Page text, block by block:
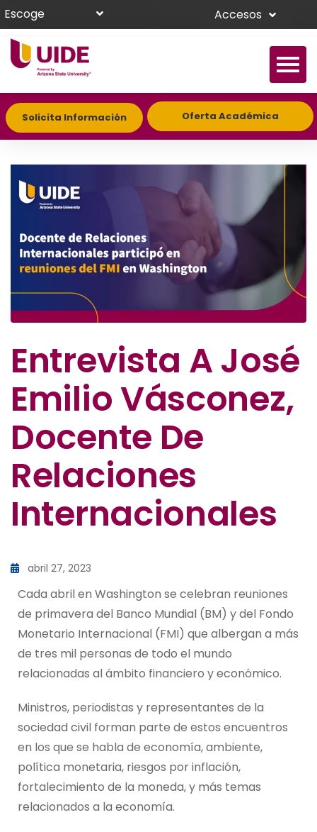
Escoge Accesos
Solicita Información Oferta Académica
Entrevista A José
Emilio Vásconez,
Docente De
Relaciones
Internacionales
abril 27, 2023
Cada abril en Washington se celebran reuniones
de primavera del Banco Mundial (BM) y del Fondo
Monetario Internacional (FMI) que albergan a más
de tres mil personas de todo el mundo
relacionadas al ámbito financiero y económico.
Ministros, periodistas y representantes de la
sociedad civil forman parte de estos encuentros
en los que se habla de economía, ambiente,
política monetaria, riesgos por inflación,
fortalecimiento de la moneda, y más temas
relacionados a la economía.